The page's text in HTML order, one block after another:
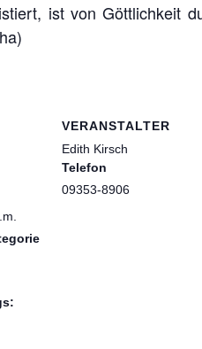
ist von Göttlichkeit
VERANSTALTER
Edith Kirsch
Telefon
09353-8906